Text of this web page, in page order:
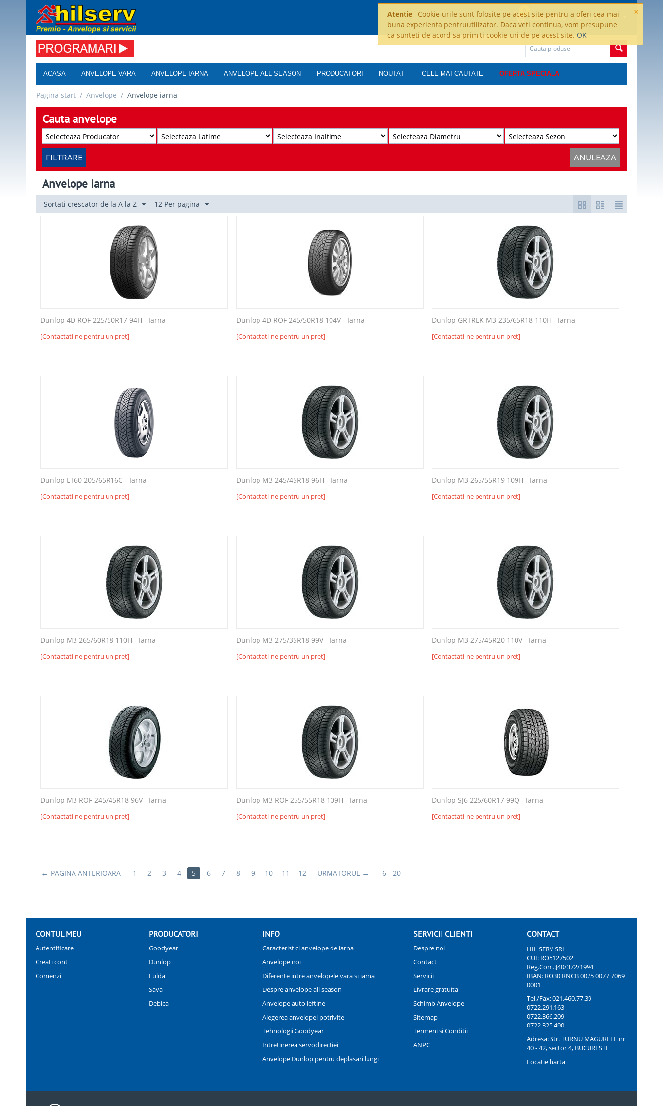
×
Atentie
Cookie-urile sunt folosite pe acest site pentru a oferi cea mai
buna experienta pentruutilizator. Daca veti continua, vom presupune
ca sunteti de acord sa primiti cookie-uri de pe acest site.OK
Contul meu
COSUL MEU
ACASA ANVELOPE VARA ANVELOPE IARNA ANVELOPE ALL SEASON PRODUCATORI NOUTATI CELE MAI CAUTATE OFERTA SPECIALA
Pagina start / Anvelope / Anvelope iarna
Cauta anvelope
FILTRARE ANULEAZA
Anvelope iarna
Sortati crescator de la A la Z 12 Per pagina
Dunlop 4D ROF 225/50R17 94H - Iarna
[Contactati-ne pentru un pret]
Dunlop 4D ROF 245/50R18 104V - Iarna
[Contactati-ne pentru un pret]
Dunlop GRTREK M3 235/65R18 110H - Iarna
[Contactati-ne pentru un pret]
Dunlop LT60 205/65R16C - Iarna
[Contactati-ne pentru un pret]
Dunlop M3 245/45R18 96H - Iarna
[Contactati-ne pentru un pret]
Dunlop M3 265/55R19 109H - Iarna
[Contactati-ne pentru un pret]
Dunlop M3 265/60R18 110H - Iarna
[Contactati-ne pentru un pret]
Dunlop M3 275/35R18 99V - Iarna
[Contactati-ne pentru un pret]
Dunlop M3 275/45R20 110V - Iarna
[Contactati-ne pentru un pret]
Dunlop M3 ROF 245/45R18 96V - Iarna
[Contactati-ne pentru un pret]
Dunlop M3 ROF 255/55R18 109H - Iarna
[Contactati-ne pentru un pret]
Dunlop SJ6 225/60R17 99Q - Iarna
[Contactati-ne pentru un pret]
PAGINA ANTERIOARA 1 2 3 4 5 6 7 8 9 10 11 12 URMATORUL 6 - 20
CONTUL MEU
Autentificare
Creati cont
Comenzi
PRODUCATORI
Goodyear
Dunlop
Fulda
Sava
Debica
INFO
Caracteristici anvelope de iarna
Anvelope noi
Diferente intre anvelopele vara si iarna
Despre anvelope all season
Anvelope auto ieftine
Alegerea anvelopei potrivite
Tehnologii Goodyear
Intretinerea servodirectiei
Anvelope Dunlop pentru deplasari lungi
SERVICII CLIENTI
Despre noi
Contact
Servicii
Livrare gratuita
Schimb Anvelope
Sitemap
Termeni si Conditii
ANPC
CONTACT
HIL SERV SRL
CUI: RO5127502
Reg.Com.:J40/372/1994
IBAN: RO30 RNCB 0075 0077 7069
0001
Tel./Fax:021.460.77.39
0722.291.163
0722.366.209
0722.325.490
Adresa: Str. TURNU MAGURELE nr
40 - 42, sector 4, BUCURESTI
Locatie harta